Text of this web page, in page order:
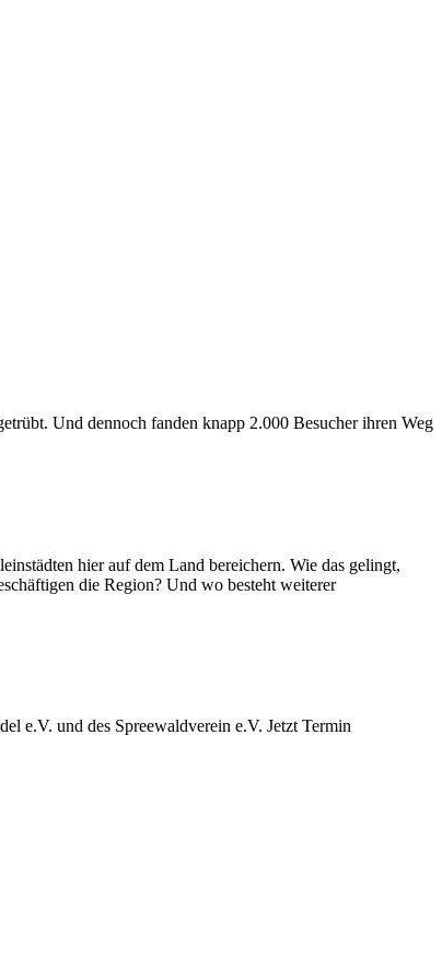
Und dennoch fanden knapp 2.000 Besucher ihren Weg
hier auf dem Land bereichern. Wie das gelingt,
die Region? Und wo besteht weiterer
e.V. und des Spreewaldverein e.V. Jetzt Termin